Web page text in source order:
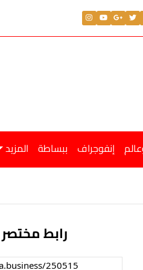
إنفوجراف ببساطة المزيد
رابط مختصر